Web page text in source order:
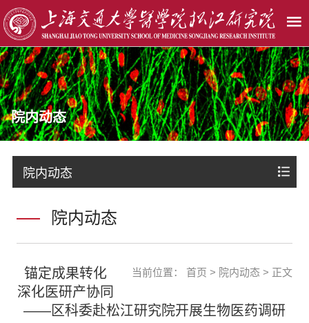
院内动态
院内动态
院内动态
当前位置：首页 > 院内动态 > 正文
锚定成果转化
深化医研产协同
——区科委赴松江研究院开展生物医药调研